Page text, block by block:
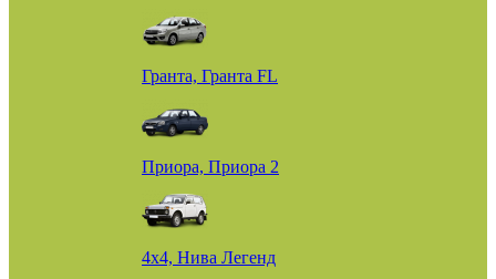
Гранта, Гранта FL
Приора, Приора 2
4х4, Нива Легенд